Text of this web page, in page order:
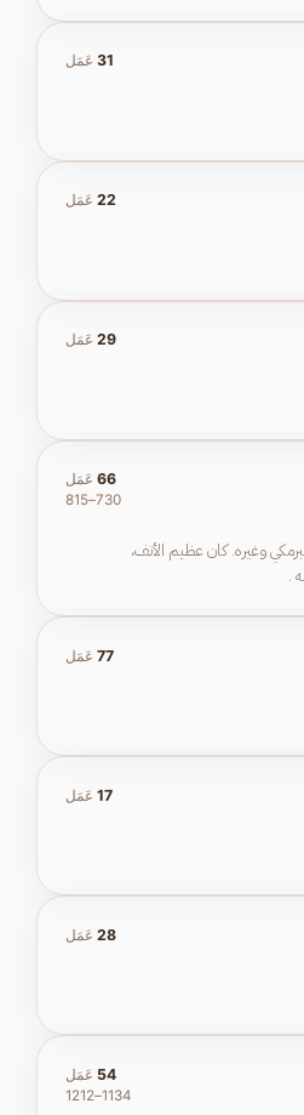
31 عَمَل
22 عَمَل
29 عَمَل
وغيره. كان عظيم الأنف،
.
66 عَمَل
730–815
77 عَمَل
17 عَمَل
28 عَمَل
54 عَمَل
1134–1212